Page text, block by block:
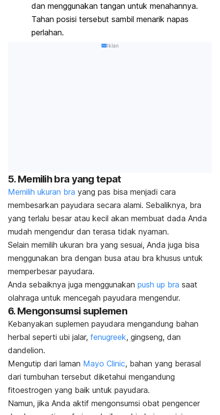
dan menggunakan tangan untuk menahannya.
Tahan posisi tersebut sambil menarik napas
perlahan.
Iklan
5. Memilih bra yang tepat
Memilih ukuran bra yang pas bisa menjadi cara
membesarkan payudara secara alami. Sebaliknya, bra
yang terlalu besar atau kecil akan membuat dada Anda
mudah mengendur dan terasa tidak nyaman.
Selain memilih ukuran bra yang sesuai, Anda juga bisa
menggunakan bra dengan busa atau bra khusus untuk
memperbesar payudara.
Anda sebaiknya juga menggunakan push up bra saat
olahraga untuk mencegah payudara mengendur.
6. Mengonsumsi suplemen
Kebanyakan suplemen payudara mengandung bahan
herbal seperti ubi jalar, fenugreek, gingseng, dan
dandelion.
Mengutip dari laman Mayo Clinic, bahan yang berasal
dari tumbuhan tersebut diketahui mengandung
fitoestrogen yang baik untuk payudara.
Namun, jika Anda aktif mengonsumsi obat pengencer